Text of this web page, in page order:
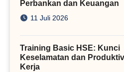
Perbankan dan Keuangan
11 Juli 2026
Training Basic HSE: Kunci
Keselamatan dan
Kerja